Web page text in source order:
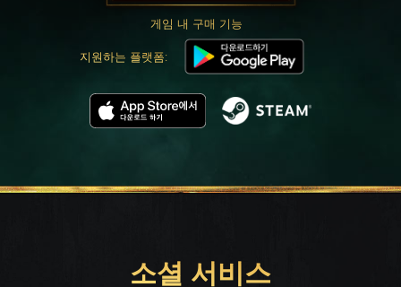
게임 내 구매 기능
지원하는 플랫폼:
소셜 서비스